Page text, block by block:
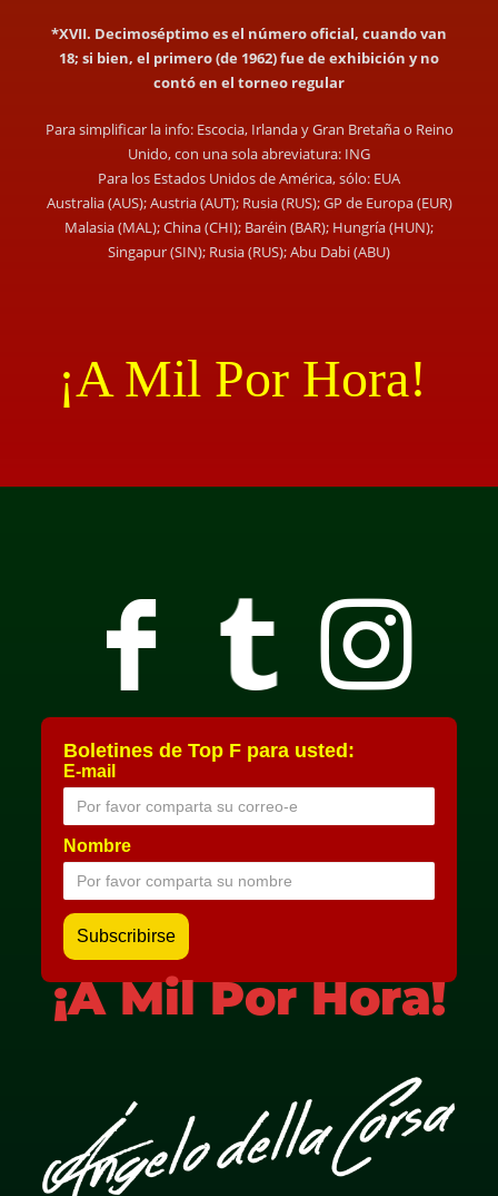
*XVII. Decimoséptimo es el número oficial, cuando van
18; si bien, el primero (de 1962) fue de exhibición y no
contó en el torneo regular
Para simplificar la info: Escocia, Irlanda y Gran Bretaña o Reino
Unido, con una sola abreviatura: ING
Para los Estados Unidos de América, sólo: EUA
Australia (AUS); Austria (AUT); Rusia (RUS); GP de Europa (EUR)
Malasia (MAL); China (CHI); Baréin (BAR); Hungría (HUN);
Singapur (SIN); Rusia (RUS); Abu Dabi (ABU)
¡A Mil Por Hora!
Boletines de Top F para usted:
E-mail
Nombre
¡A Mil Por Hora!